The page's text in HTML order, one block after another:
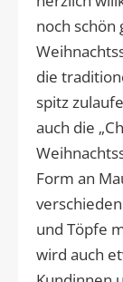
noch schön
die
spitz
auch die
Form an
und Töpfe
wird auch